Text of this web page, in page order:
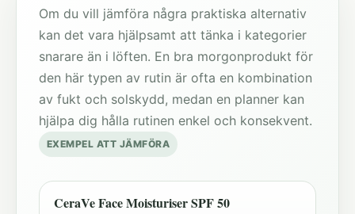
Om du vill jämföra några praktiska alternativ
kan det vara hjälpsamt att tänka i kategorier
snarare än i löften. En bra morgonprodukt för
den här typen av rutin är ofta en kombination
av fukt och solskydd, medan en planner kan
hjälpa dig hålla rutinen enkel och konsekvent.
EXEMPEL ATT JÄMFÖRA
CeraVe Face Moisturiser SPF 50